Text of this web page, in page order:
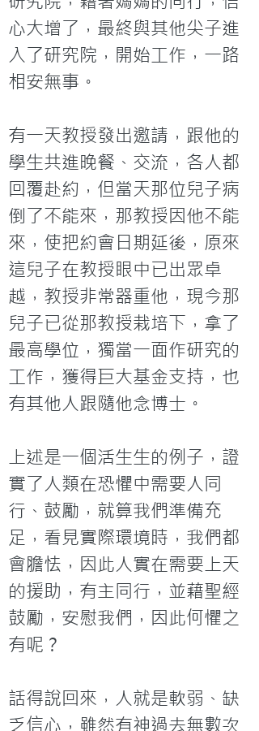
心大增了，最終與其他尖子進
入了研究院，開始工作，一路
相安無事。
有一天教授發出邀請，跟他的
學生共進晚餐、交流，各人都
回覆赴約，但當天那位兒子病
倒了不能來，那教授因他不能
來，使把約會日期延後，原來
這兒子在教授眼中已出眾卓
越，教授非常器重他，現今那
兒子已從那教授栽培下，拿了
最高學位，獨當一面作研究的
工作，獲得巨大基金支持，也
有其他人跟隨他念博士。
上述是一個活生生的例子，證
實了人類在恐懼中需要人同
行、鼓勵，就算我們準備充
足，看見實際環境時，我們都
會膽怯，因此人實在需要上天
的援助，有主同行，並藉聖經
鼓勵，安慰我們，因此何懼之
有呢？
話得說回來，人就是軟弱、缺
乏信心，雖然有神過去無數次